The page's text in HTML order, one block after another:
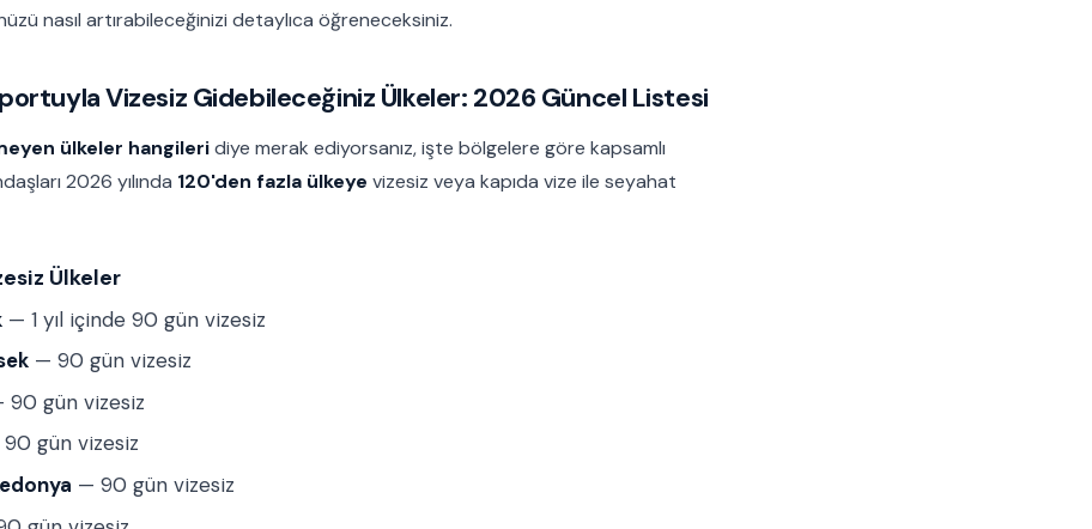
nasıl artırabileceğinizi detaylıca öğreneceksiniz.
Vizesiz Gidebileceğiniz Ülkeler: 2026 Güncel Listesi
ülkeler hangileridiye merak ediyorsanız, işte bölgelere göre kapsamlı
2026 yılında 120'den fazla ülkeye vizesiz veya kapıda vize ile seyahat
Ülkeler
— 1 yıl içinde 90 gün vizesiz
— 90 gün vizesiz
90 gün vizesiz
gün vizesiz
— 90 gün vizesiz